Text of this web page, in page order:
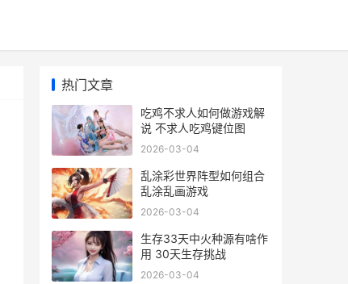
热门文章
吃鸡不求人如何做游戏解
说 不求人吃鸡键位图
2026-03-04
乱涂彩世界阵型如何组合
乱涂乱画游戏
2026-03-04
生存33天中火种源有啥作
用 30天生存挑战
2026-03-04